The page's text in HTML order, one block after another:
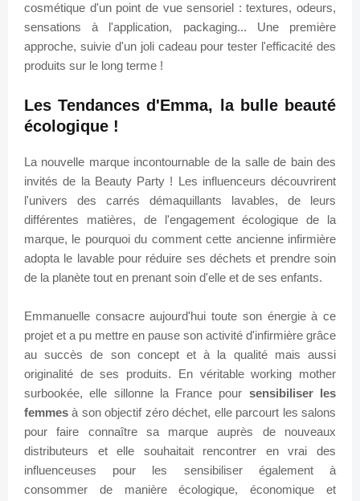
cosmétique d'un point de vue sensoriel : textures, odeurs,
sensations à l'application, packaging... Une première
approche, suivie d'un joli cadeau pour tester l'efficacité des
produits sur le long terme !
Les Tendances d'Emma, la bulle beauté
écologique !
La nouvelle marque incontournable de la salle de bain des
invités de la Beauty Party ! Les influenceurs découvrirent
l'univers des carrés démaquillants lavables, de leurs
différentes matières, de l'engagement écologique de la
marque, le pourquoi du comment cette ancienne infirmière
adopta le lavable pour réduire ses déchets et prendre soin
de la planète tout en prenant soin d'elle et de ses enfants.
Emmanuelle consacre aujourd'hui toute son énergie à ce
projet et a pu mettre en pause son activité d'infirmière grâce
au succès de son concept et à la qualité mais aussi
originalité de ses produits. En véritable working mother
surbookée, elle sillonne la France pour sensibiliser les
femmesà son objectif zéro déchet, elle parcourt les salons
pour faire connaître sa marque auprès de nouveaux
distributeurs et elle souhaitait rencontrer en vrai des
influenceuses pour les sensibiliser également à
consommer de manière écologique, économique et